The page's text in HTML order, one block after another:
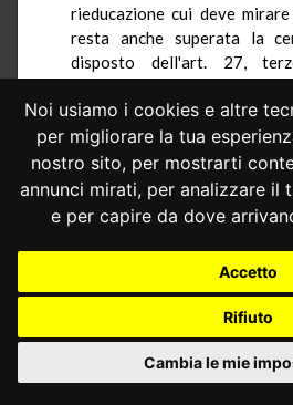
Noi usiamo i cookies e altre
per migliorare la tua
nostro sito, per mostrarti
annunci mirati, per analizzare il
e per capire da dove
Accetto
Rifiuto
Cambia le mie
rieducazione cui deve
resta anche superata la
disposto dell'art. 27,
Deve altresì escludersi
principio di eguaglianza.
Non può, infatti,
detto articolo, disparità
confronti di soggetti che, per
in relazione al tempo,
indole dei delitti commessi,
qualificazione penale
a seguito di valutazioni
al giudice), rispetto ad
minore rilevanza,